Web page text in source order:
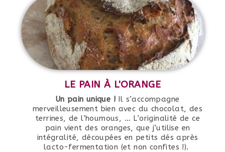
LE PAIN À L'ORANGE
Un pain unique ! Il s’accompagne
merveilleusement bien avec du chocolat, des
terrines, de l’houmous, … L’originalité de ce
pain vient des oranges, que j’utilise en
intégralité, découpées en petits dés après
lacto-fermentation (et non confites !).